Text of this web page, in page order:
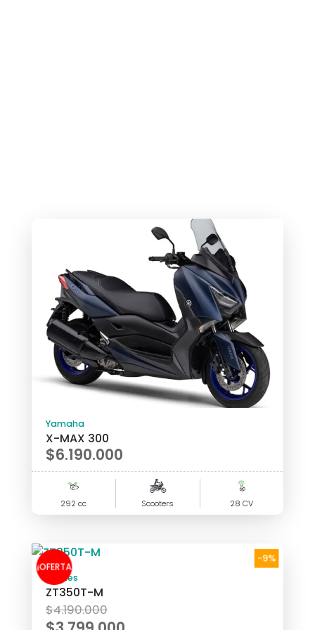
Yamaha
X-MAX 300
$6.190.000
292 cc Scooters 28 CV
-9%
¡OFERTA
Zontes
ZT350T-M
$4.190.000El